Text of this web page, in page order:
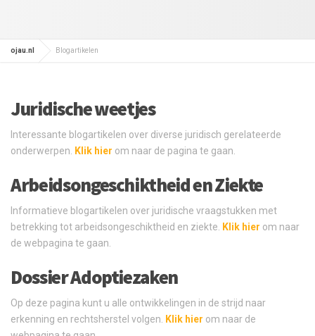
ojau.nl Blogartikelen
Juridische weetjes
Interessante blogartikelen over diverse juridisch gerelateerde
onderwerpen.
Klik hier om naar de pagina te gaan.
Arbeidsongeschiktheid en Ziekte
Informatieve blogartikelen over juridische vraagstukken met
betrekking tot arbeidsongeschiktheid en ziekte.
Klik hier om naar
de webpagina te gaan.
Dossier Adoptiezaken
Op deze pagina kunt u alle ontwikkelingen in de strijd naar
erkenning en rechtsherstel volgen.
Klik hier om naar de